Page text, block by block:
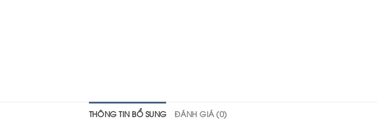
THÔNG TIN BỔ SUNG ĐÁNH GIÁ (0)